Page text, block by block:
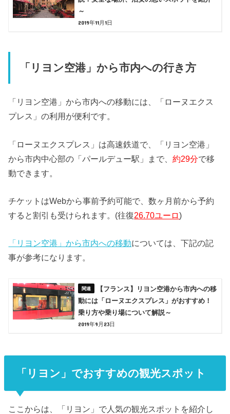
～
2019年11月1日
「リヨン空港」から市内への行き方
「リヨン空港」から市内への移動には、「ローヌエクス
プレス」の利用が便利です。
「ローヌエクスプレス」は高速鉄道で、「リヨン空港」
から市内中心部の「パールデュー駅」まで、約29分で移
動できます。
チケットはWebから事前予約可能で、数ヶ月前から予約
すると割引も受けられます。(往復26.70ユーロ)
「リヨン空港」から市内への移動については、下記の記
事が参考になります。
【フランス】リヨン空港から市内への移
動には「ローヌエクスプレス」がおすすめ！
乗り方や乗り場について解説～
2019年9月23日
「リヨン」でおすすめの観光スポット
ここからは、「リヨン」で人気の観光スポットを紹介し